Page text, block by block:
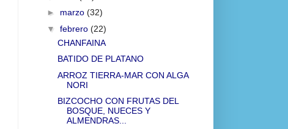
► marzo (32)
▼ febrero (22)
CHANFAINA
BATIDO DE PLATANO
ARROZ TIERRA-MAR CON ALGA
NORI
BIZCOCHO CON FRUTAS DEL
BOSQUE, NUECES Y
ALMENDRAS...